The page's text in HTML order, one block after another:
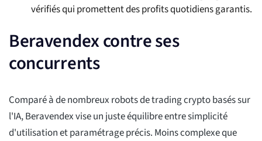
vérifiés qui promettent des profits quotidiens garantis.
Beravendex contre ses
concurrents
Comparé à de nombreux robots de trading crypto basés sur
l'IA, Beravendex vise un juste équilibre entre simplicité
d'utilisation et paramétrage précis. Moins complexe que